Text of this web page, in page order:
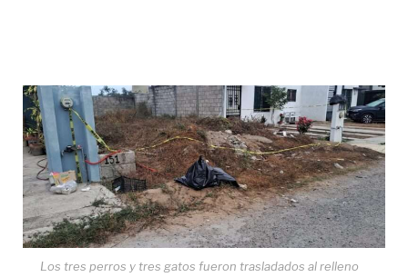
Los tres perros y tres gatos fueron trasladados al relleno